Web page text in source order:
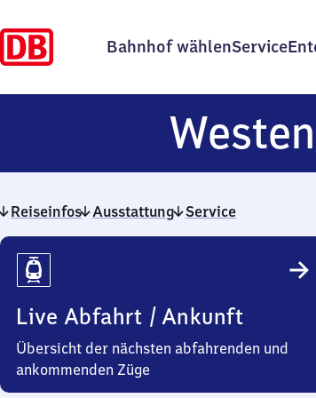
Bahnhof wählenService
Reiseinfos Ausstattung Service
Reiseinfos
Live Abfahrt / Ankunft
Übersicht der nächsten abfahrenden und
ankommenden Züge